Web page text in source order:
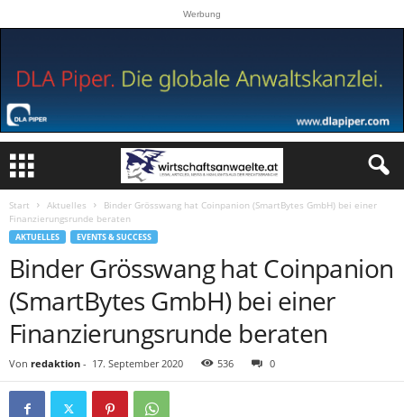
Werbung
Start Aktuelles
Binder Grösswang hat Coinpanion (SmartBytes GmbH) bei einer
Finanzierungsrunde beraten
AKTUELLES EVENTS & SUCCESS
Binder Grösswang hat Coinpanion
(SmartBytes GmbH) bei einer
Finanzierungsrunde beraten
Von redaktion - 17. September 2020 536 0